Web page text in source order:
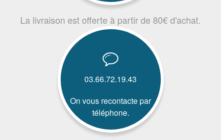
La livraison est offerte à partir de 80€ d'achat.
03.66.72.19.43
On vous recontacte par
téléphone.